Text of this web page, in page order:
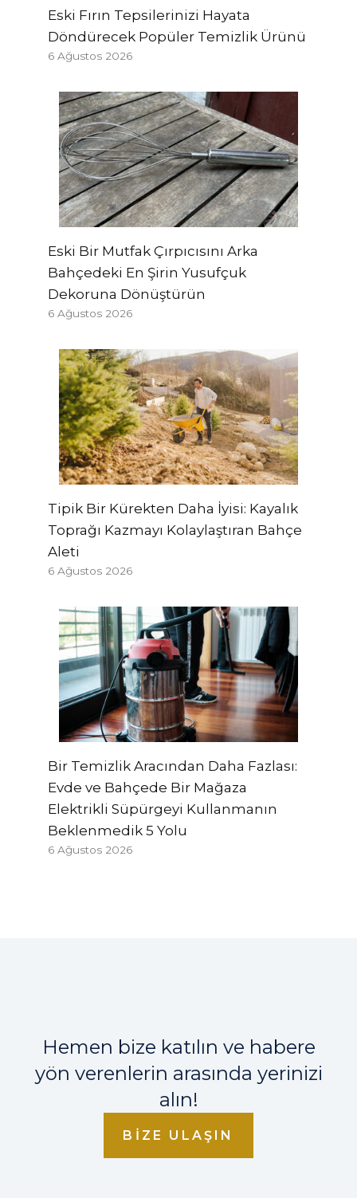
Eski Fırın Tepsilerinizi Hayata
Döndürecek Popüler Temizlik Ürünü
6 Ağustos 2026
Eski Bir Mutfak Çırpıcısını Arka
Bahçedeki En Şirin Yusufçuk
Dekoruna Dönüştürün
6 Ağustos 2026
Tipik Bir Kürekten Daha İyisi: Kayalık
Toprağı Kazmayı Kolaylaştıran Bahçe
Aleti
6 Ağustos 2026
Bir Temizlik Aracından Daha Fazlası:
Evde ve Bahçede Bir Mağaza
Elektrikli Süpürgeyi Kullanmanın
Beklenmedik 5 Yolu
6 Ağustos 2026
Hemen bize katılın ve habere
yön verenlerin arasında yerinizi
alın!
BIZE ULAŞIN